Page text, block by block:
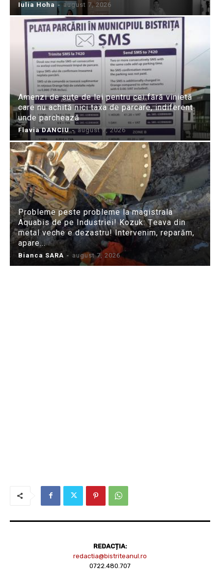
Iulia Hoha - august 7, 2026
Amenzi de sute de lei pentru cei fără vinietă
care nu achită nici taxa de parcare, indiferent
unde parchează
Flavia DANCIU - august 7, 2026
Probleme peste probleme la magistrala
Aquabis de pe Industriei! Kozuk: Țeava din
metal veche e dezastru! Intervenim, reparăm,
apare...
Bianca SARA - august 7, 2026
REDACȚIA:
redactia@bistriteanul.ro
0722.480.707